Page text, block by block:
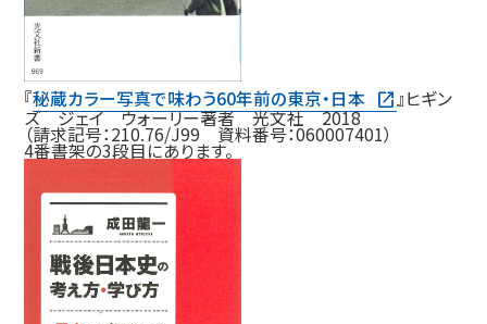
『秘蔵カラー写真で味わう60年前の東京・日本 』ヒギン
ズ ジェイ ウォーリー著者 光文社 2018
（請求記号：210.76/J99 資料番号：060007401）
4番書架の3段目にあります。